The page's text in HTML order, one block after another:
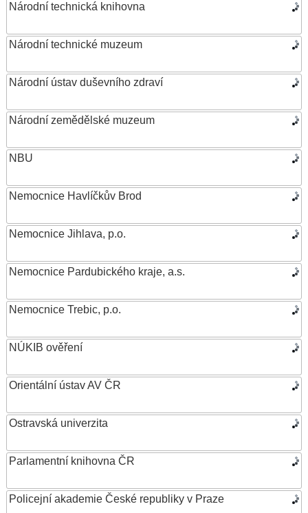
Národní technická knihovna
Národní technické muzeum
Národní ústav duševního zdraví
Národní zemědělské muzeum
NBU
Nemocnice Havlíčkův Brod
Nemocnice Jihlava, p.o.
Nemocnice Pardubického kraje, a.s.
Nemocnice Trebic, p.o.
NÚKIB ověření
Orientální ústav AV ČR
Ostravská univerzita
Parlamentní knihovna ČR
Policejní akademie České republiky v Praze